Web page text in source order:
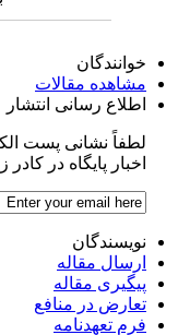
خوانندگان
مشاهده مقالات
اطلاع رسانی انتشار
لطفاً نشانی پست
اخبار پایگاه در کادر
نویسندگان
ارسال مقاله
پیگیری مقاله
تعارض در منافع
فرم تعهدنامه